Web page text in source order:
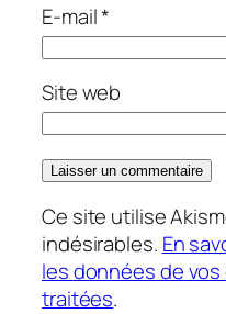
E-mail*
Site web
Ce site utilise
indésirables. En
les données de
traitées.